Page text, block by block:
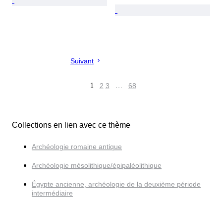
Suivant
1 2 3 … 68
Collections en lien avec ce thème
Archéologie romaine antique
Archéologie mésolithique/épipaléolithique
Égypte ancienne, archéologie de la deuxième période
intermédiaire